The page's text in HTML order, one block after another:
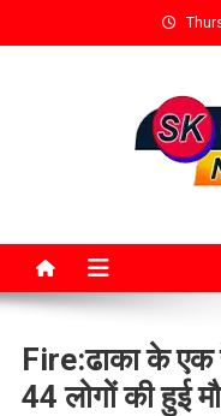
Fire:ढाका के एक
44 लोगों की हुई